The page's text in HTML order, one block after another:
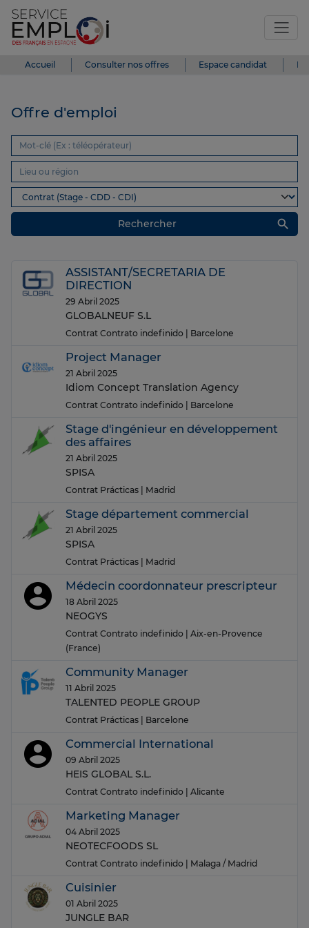
Accueil Consulter nos offres Espace candidat
Offre d'emploi
Rechercher search
ASSISTANT/SECRETARIA DE
DIRECTION
29 Abril 2025
GLOBALNEUF S.L
Contrat Contrato indefinido | Barcelone
Project Manager
21 Abril 2025
Idiom Concept Translation Agency
Contrat Contrato indefinido | Barcelone
Stage d'ingénieur en développement
des affaires
21 Abril 2025
SPISA
Contrat Prácticas | Madrid
Stage département commercial
21 Abril 2025
SPISA
Contrat Prácticas | Madrid
Médecin coordonnateur prescripteur
18 Abril 2025
NEOGYS
Contrat Contrato indefinido | Aix-en-Provence
(France)
Community Manager
11 Abril 2025
TALENTED PEOPLE GROUP
Contrat Prácticas | Barcelone
Commercial International
09 Abril 2025
HEIS GLOBAL S.L.
Contrat Contrato indefinido | Alicante
Marketing Manager
04 Abril 2025
NEOTECFOODS SL
Contrat Contrato indefinido | Malaga / Madrid
Cuisinier
01 Abril 2025
JUNGLE BAR